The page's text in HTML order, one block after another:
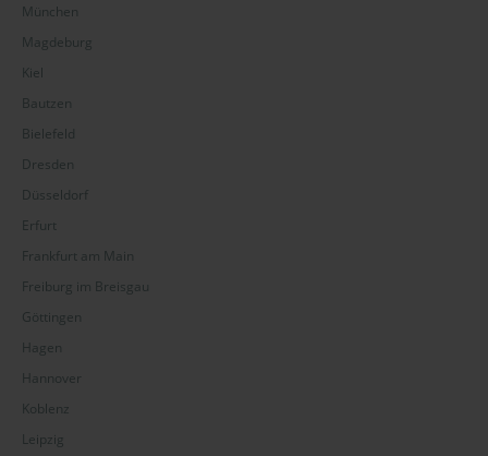
München
Magdeburg
Kiel
Bautzen
Bielefeld
Dresden
Düsseldorf
Erfurt
Frankfurt am Main
Freiburg im Breisgau
Göttingen
Hagen
Hannover
Koblenz
Leipzig